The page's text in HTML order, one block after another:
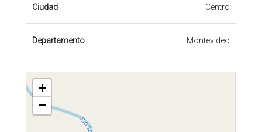
Ciudad Centro
Departamento Montevideo
+
−